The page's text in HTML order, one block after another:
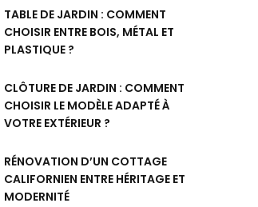
TABLE DE JARDIN : COMMENT
CHOISIR ENTRE BOIS, MÉTAL ET
PLASTIQUE ?
CLÔTURE DE JARDIN : COMMENT
CHOISIR LE MODÈLE ADAPTÉ À
VOTRE EXTÉRIEUR ?
RÉNOVATION D’UN COTTAGE
CALIFORNIEN ENTRE HÉRITAGE ET
MODERNITÉ